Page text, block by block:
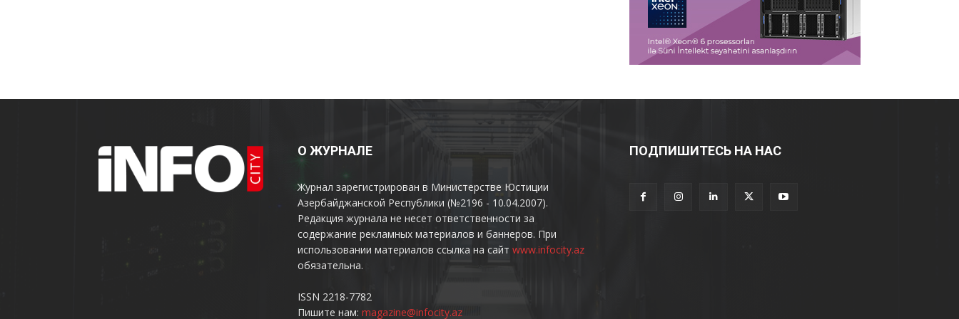
О ЖУРНАЛЕ
Журнал зарегистрирован в Министерстве Юстиции
Азербайджанской Республики (№2196 - 10.04.2007).
Редакция журнала не несет ответственности за
содержание рекламных материалов и баннеров. При
использовании материалов ссылка на сайт www.infocity.az
обязательна.
ISSN 2218-7782
Пишите нам: magazine@infocity.az
ПОДПИШИТЕСЬ НА НАС